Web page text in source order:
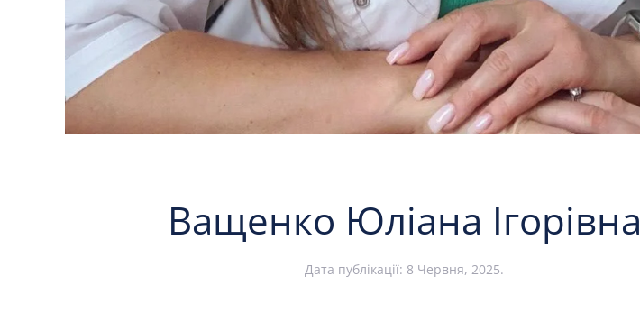
Ващенко Юліана Ігорівна
Дата публікації:8 Червня, 2025.